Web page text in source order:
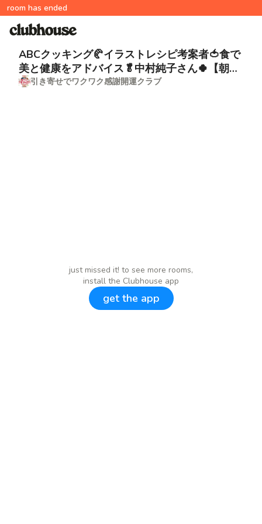
room has ended
ABCクッキング🥐イラストレシピ考案者🍅食で
美と健康をアドバイス🥬中村純子さん🍀【朝か
ら引き寄せ💖継続で感謝開運】
引き寄せでワクワク感謝開運クラブ
just missed it! to see more rooms,
install the Clubhouse app
get the app